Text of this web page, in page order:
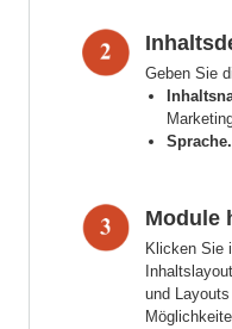
Geben Sie
Sprache.
Module
Klicken Sie
und